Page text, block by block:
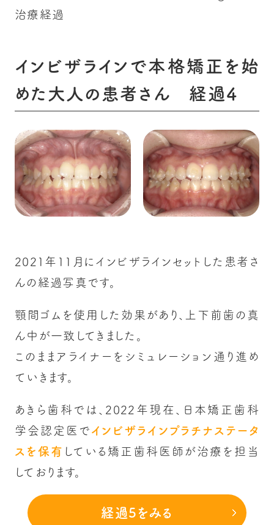
治療経過
インビザラインで本格矯正を始
めた大人の患者さん 経過4
2021年11月にインビザラインセットした患者さ
んの経過写真です。
顎間ゴムを使用した効果があり、上下前歯の真
ん中が一致してきました。
このままアライナーをシミュレーション通り進め
ていきます。
あきら歯科では、2022年現在、日本矯正歯科
学会認定医で インビザラインプラチナステータ
スを保有 している矯正歯科医師が治療を担当
しております。
経過5をみる